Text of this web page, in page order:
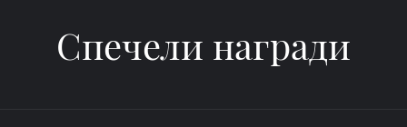
Спечели награди